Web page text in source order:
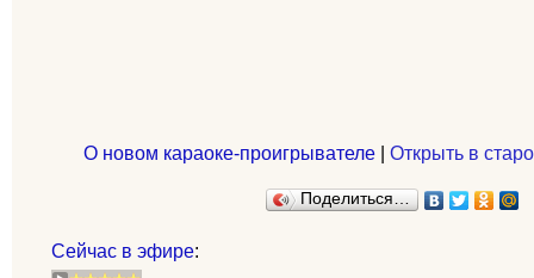
О новом караоке-проигрывателе| Открыть в
Поделиться…
Сейчас в эфире: